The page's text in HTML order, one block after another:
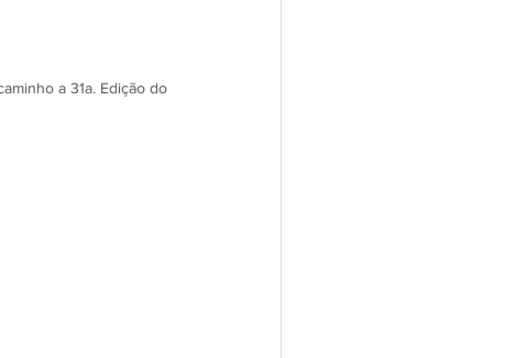
a 31a. Edição do